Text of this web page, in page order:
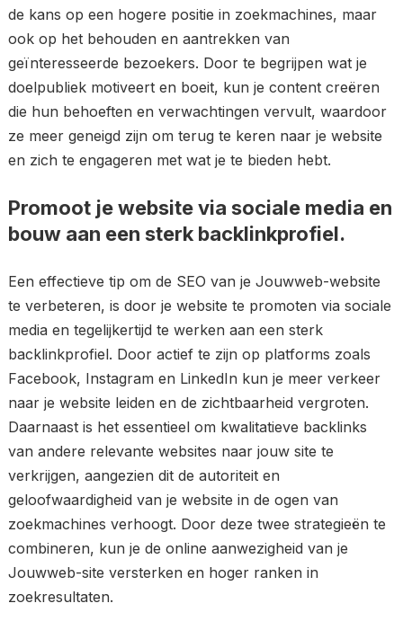
de kans op een hogere positie in zoekmachines, maar
ook op het behouden en aantrekken van
geïnteresseerde bezoekers. Door te begrijpen wat je
doelpubliek motiveert en boeit, kun je content creëren
die hun behoeften en verwachtingen vervult, waardoor
ze meer geneigd zijn om terug te keren naar je website
en zich te engageren met wat je te bieden hebt.
Promoot je website via sociale media en
bouw aan een sterk backlinkprofiel.
Een effectieve tip om de SEO van je Jouwweb-website
te verbeteren, is door je website te promoten via sociale
media en tegelijkertijd te werken aan een sterk
backlinkprofiel. Door actief te zijn op platforms zoals
Facebook, Instagram en LinkedIn kun je meer verkeer
naar je website leiden en de zichtbaarheid vergroten.
Daarnaast is het essentieel om kwalitatieve backlinks
van andere relevante websites naar jouw site te
verkrijgen, aangezien dit de autoriteit en
geloofwaardigheid van je website in de ogen van
zoekmachines verhoogt. Door deze twee strategieën te
combineren, kun je de online aanwezigheid van je
Jouwweb-site versterken en hoger ranken in
zoekresultaten.